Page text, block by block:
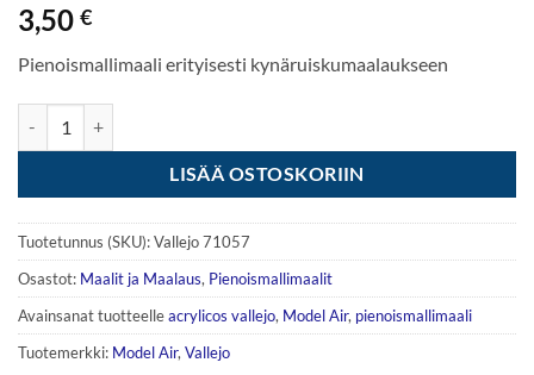
3,50 €
Pienoismallimaali erityisesti kynäruiskumaalaukseen
LISÄÄ OSTOSKORIIN
Tuotetunnus (SKU):Vallejo 71057
Osastot: Maalit ja Maalaus, Pienoismallimaalit
Avainsanat tuotteelleacrylicos vallejo, Model Air, pienoismallimaali
Tuotemerkki: Model Air, Vallejo